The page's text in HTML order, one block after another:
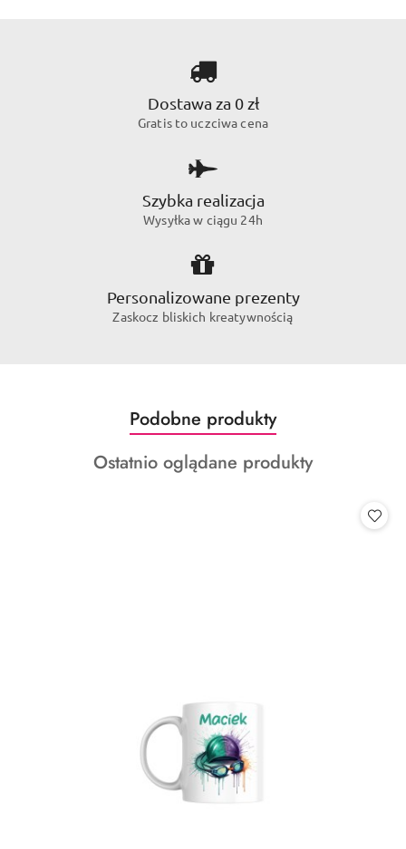
Dostawa za 0 zł
Gratis to uczciwa cena
Szybka realizacja
Wysyłka w ciągu 24h
Personalizowane prezenty
Zaskocz bliskich kreatywnością
Pomiń karuzelę produktów
Produkty
o
statusie:
Podobne produkty
Produkty
Ostatnio oglądane produkty